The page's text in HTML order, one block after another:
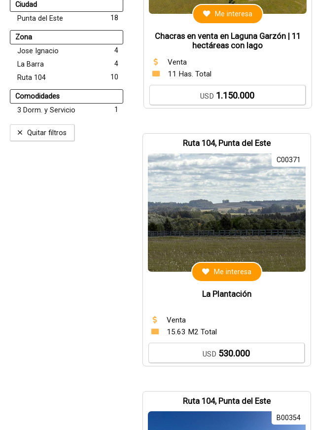
Ciudad
Punta del Este
18
Zona
Jose Ignacio
4
La Barra
4
Ruta 104
10
Comodidades
3 Dorm. y Servicio
1
Quitar filtros
Me interesa
Chacras en venta en Laguna Garzón | 11
hectáreas con lago
Venta
11 Has. Total
USD 1.150.000
Ruta 104, Punta del Este
C00371
Me interesa
La Plantación
Venta
15.63 M2 Total
USD 530.000
Ruta 104, Punta del Este
B00354